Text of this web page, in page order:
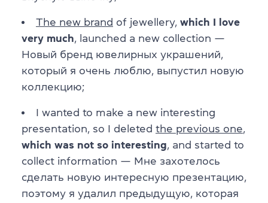
The new brand of jewellery, which I love
very much , launched a new collection —
Новый бренд ювелирных украшений,
который я очень люблю, выпустил новую
коллекцию;
I wanted to make a new interesting
presentation, so I deleted the previous one
which was not so interesting , and started to
collect information — Мне захотелось
сделать новую интересную презентацию,
поэтому я удалил предыдущую, которая